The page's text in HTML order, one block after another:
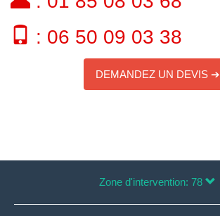
: 06 50 09 03 38
DEMANDEZ UN DEVIS ➔
Zone d'intervention: 78